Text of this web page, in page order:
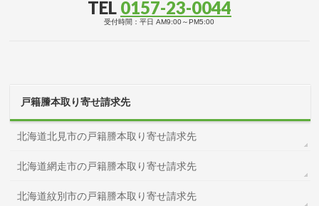
TEL 0157-23-0044
受付時間：平日 AM9:00～PM5:00
戸籍謄本取り寄せ請求先
北海道北見市の戸籍謄本取り寄せ請求先
北海道網走市の戸籍謄本取り寄せ請求先
北海道紋別市の戸籍謄本取り寄せ請求先